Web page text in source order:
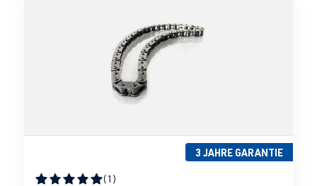
3 JAHRE GARANTIE
(1)